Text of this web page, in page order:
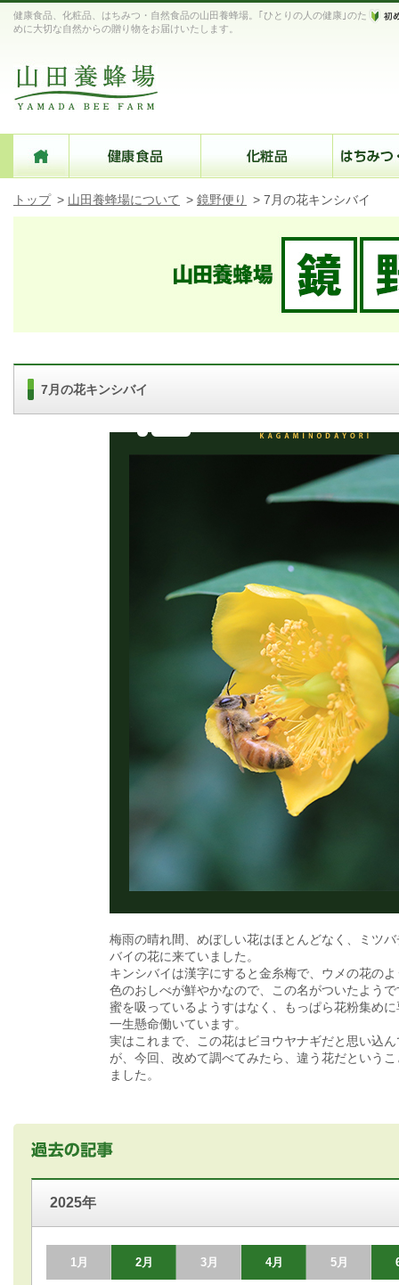
健康食品、化粧品、はちみつ・自然食品の山田養蜂場。｢ひとりの人の健康｣のた
めに大切な自然からの贈り物をお届けいたします。
トップ > 山田養蜂場について > 鏡野便り > 7月の花キンシバイ
7月の花キンシバイ
梅雨の晴れ間、めぼしい花はほとんどなく、ミツ
バイの花に来ていました。
キンシバイは漢字にすると金糸梅で、ウメの花の
色のおしべが鮮やかなので、この名がついたようで
蜜を吸っているようすはなく、もっぱら花粉集め
一生懸命働いています。
実はこれまで、この花はビヨウヤナギだと思い込
が、今回、改めて調べてみたら、違う花だという
ました。
2025年
1月 2月 3月 4月 5月